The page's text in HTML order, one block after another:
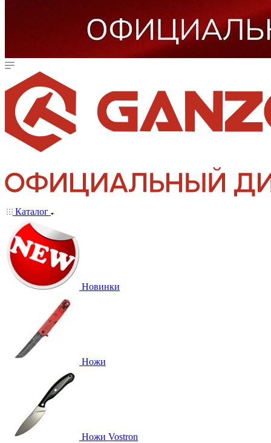
Каталог
Новинки
Ножи
Ножи Vostron